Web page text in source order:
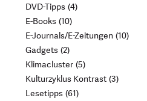
DVD-Tipps 4
E-Books 10
E-Journals/E-Zeitungen 10
Gadgets 2
Klimacluster 5
Kulturzyklus Kontrast 3
Lesetipps 61